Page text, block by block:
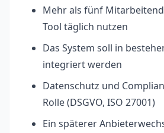
Mehr als fünf
Tool täglich nutzen
Das System soll in
integriert werden
Datenschutz und
Rolle (DSGVO, ISO 27001)
Ein späterer